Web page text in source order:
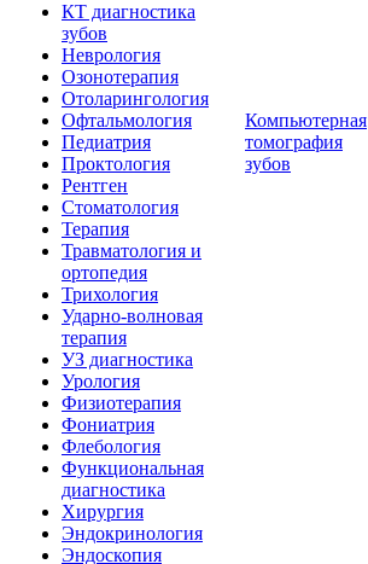
КТ диагностика
зубов
Неврология
Озонотерапия
Отоларингология
Офтальмология
Педиатрия
Проктология
Рентген
Стоматология
Терапия
Травматология и
ортопедия
Трихология
Ударно-волновая
терапия
УЗ диагностика
Урология
Физиотерапия
Фониатрия
Флебология
Функциональная
диагностика
Хирургия
Эндокринология
Эндоскопия
Компьютерная
томография
зубов